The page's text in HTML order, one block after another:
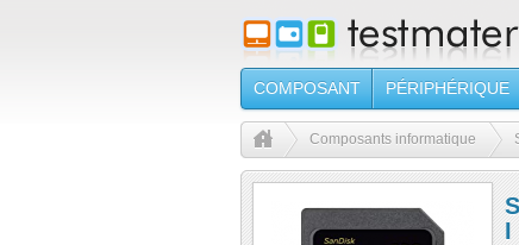
COMPOSANT PÉRIPHÉRIQUE
Composants informatique
I